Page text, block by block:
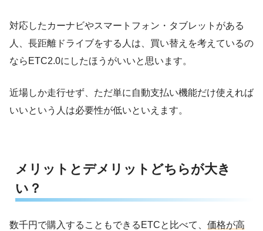
対応したカーナビやスマートフォン・タブレットがある
人、長距離ドライブをする人は、買い替えを考えているの
ならETC2.0にしたほうがいいと思います。
近場しか走行せず、ただ単に自動支払い機能だけ使えれば
いいという人は必要性が低いといえます。
メリットとデメリットどちらが大き
い？
数千円で購入することもできるETCと比べて、 価格が高